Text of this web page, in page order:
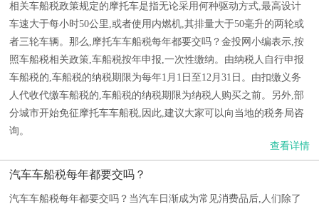
相关车船税政策规定的摩托车是指无论采用何种驱动方式,最高设计
车速大于每小时50公里,或者使用内燃机,其排量大于50毫升的两轮或
者三轮车辆。那么,摩托车车船税每年都要交吗？金投网小编表示,按
照车船税相关政策,车船税按年申报,一次性缴纳。由纳税人自行申报
车船税的,车船税的纳税期限为每年1月1日至12月31日。由扣缴义务
人代收代缴车船税的,车船税的纳税期限为纳税人购买之前。另外,部
分城市开始免征摩托车车船税,因此,建议大家可以向当地的税务局咨
询。
查看详情
汽车车船税每年都要交吗？
汽车车船税每年都要交吗？当汽车日渐成为常见消费品后,人们除了